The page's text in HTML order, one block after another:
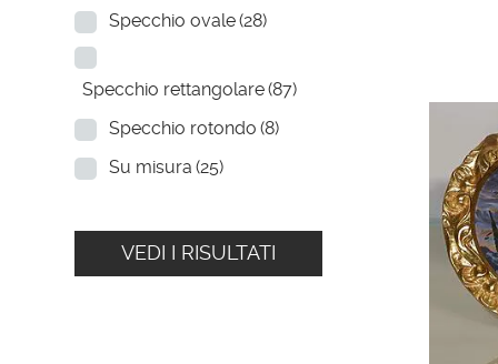
Specchio ovale(28)
Specchio rettangolare(87)
Specchio rotondo (8)
Su misura (25)
VEDI I RISULTATI